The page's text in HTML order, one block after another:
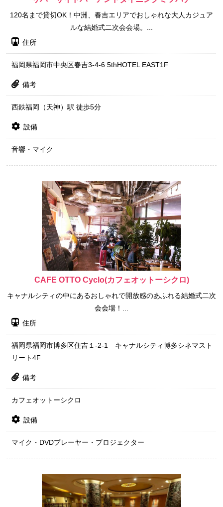
120名まで貸切OK！中洲、春吉エリアでおしゃれな大人カジュア
ルな結婚式二次会会場。...
住所
福岡県福岡市中央区春吉3-4-6 5thHOTEL EAST1F
備考
西鉄福岡（天神）駅 徒歩5分
設備
音響・マイク
CAFE OTTO Cyclo(カフェオットーシクロ)
キャナルシティの中にあるおしゃれで開放感のあふれる結婚式二次
会会場！...
住所
福岡県福岡市博多区住吉１-2-1 キャナルシティ博多シネマスト
リート4F
備考
カフェオットーシクロ
設備
マイク・DVDプレーヤー・プロジェクター